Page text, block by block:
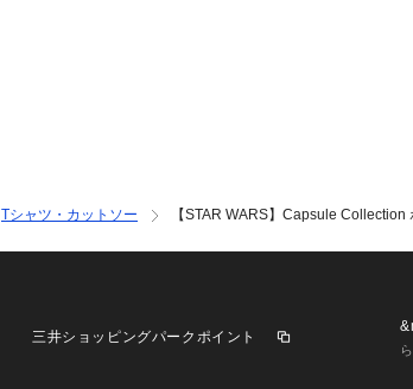
Tシャツ・カットソー 【STAR WARS】Capsule Collection
三井ショッピングパークポイント